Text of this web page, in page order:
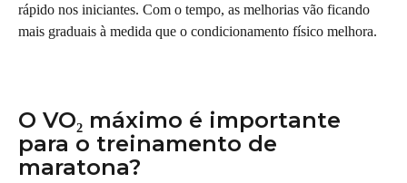
rápido nos iniciantes. Com o tempo, as melhorias vão ficando
mais graduais à medida que o condicionamento físico melhora.
O VO₂ máximo é importante
para o treinamento de
maratona?